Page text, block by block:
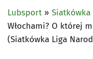
Lubsport » Siatkówka
Włochami? O której
(Siatkówka Liga